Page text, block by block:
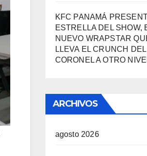
KFC PANAMÁ
ESTRELLA DEL SHOW,
NUEVO WRAPSTAR
LLEVA EL CRUNCH DEL
CORONEL A OTRO
ARCHIVOS
agosto 2026